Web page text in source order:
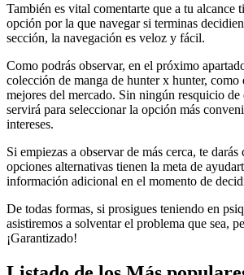
También es vital comentarte que a tu alcance
opción por la que navegar si terminas
sección, la navegación es veloz y fácil.
Como podrás observar, en el próximo
colección de manga de hunter x hunter, como
mejores del mercado. Sin ningún resquicio de
servirá para seleccionar la opción más
intereses.
Si empiezas a observar de más cerca, te darás
opciones alternativas tienen la meta de
información adicional en el momento de
De todas formas, si prosigues teniendo en
asistiremos a solventar el problema que sea,
¡Garantizado!